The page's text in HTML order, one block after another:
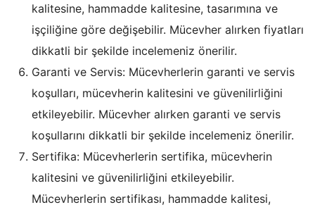
kalitesine, hammadde kalitesine, tasarımına ve
işçiliğine göre değişebilir. Mücevher alırken fiyatları
dikkatli bir şekilde incelemeniz önerilir.
Garanti ve Servis: Mücevherlerin garanti ve servis
koşulları, mücevherin kalitesini ve güvenilirliğini
etkileyebilir. Mücevher alırken garanti ve servis
koşullarını dikkatli bir şekilde incelemeniz önerilir.
Sertifika: Mücevherlerin sertifika, mücevherin
kalitesini ve güvenilirliğini etkileyebilir.
Mücevherlerin sertifikası, hammadde kalitesi,